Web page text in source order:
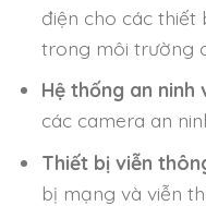
điện cho các thiết
trong môi trường
Hệ thống an ninh
các camera an
Thiết bị viễn
bị mạng và viễn